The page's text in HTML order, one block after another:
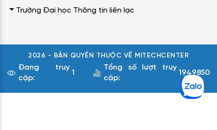
Trường Đại học Thông tin liên lạc
2026 - BẢN QUYỀN THUỘC VỀ MITECHCENTER
Đang truy
cập:
1
Tổng số lượt truy
cập:
1949850